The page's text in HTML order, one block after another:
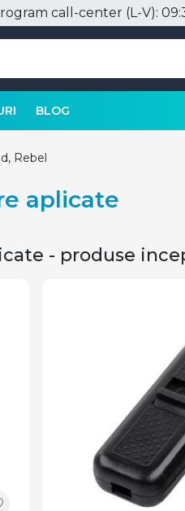
call-center (L-V):
BLOG
Rebel
aplicate
- produse